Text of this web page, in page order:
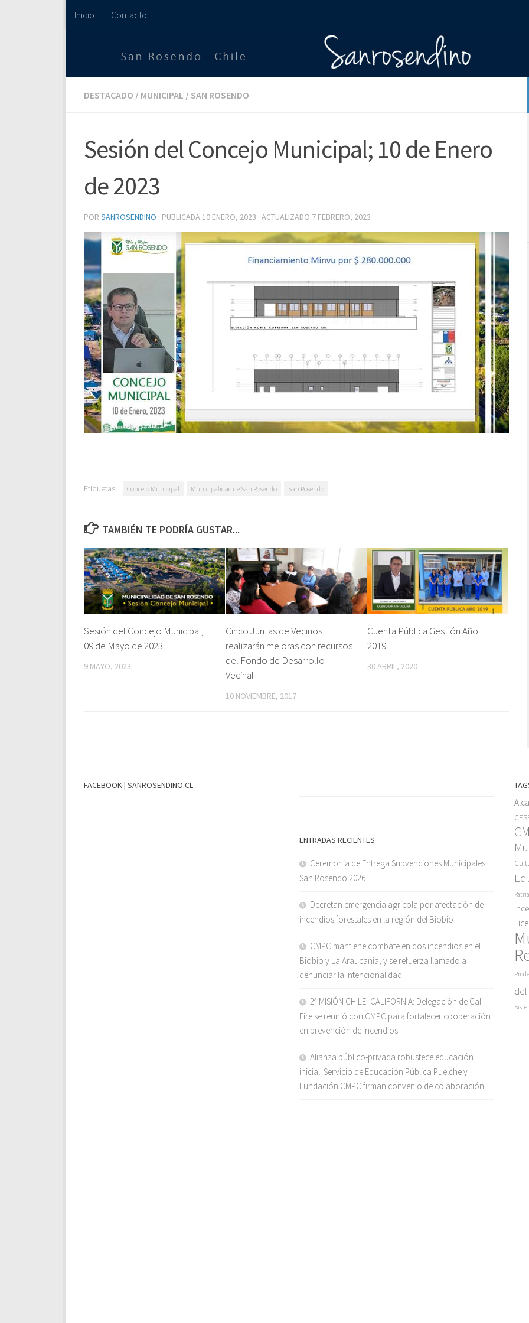
Saltar al contenido
Inicio Contacto
DESTACADO / MUNICIPAL / SAN ROSENDO
Sesión del Concejo Municipal; 10 de Enero
de 2023
POR SANROSENDINO · PUBLICADA 10 ENERO, 2023 · ACTUALIZADO 7 FEBRERO, 2023
Etiquetas: Concejo Municipal Municipalidad de San Rosendo San Rosendo
TAMBIÉN TE PODRÍA GUSTAR...
Sesión del Concejo Municipal;
09 de Mayo de 2023
9 MAYO, 2023
Cinco Juntas de Vecinos
realizarán mejoras con recursos
del Fondo de Desarrollo
Vecinal
10 NOVIEMBRE, 2017
Cuenta Pública Gestión Año
2019
30 ABRIL, 2020
FACEBOOK | SANROSENDINO.CL
ENTRADAS RECIENTES
Ceremonia de Entrega Subvenciones Municipales
San Rosendo 2026
Decretan emergencia agrícola por afectación de
incendios forestales en la región del Biobío
CMPC mantiene combate en dos incendios en el
Biobío y La Araucanía, y se refuerza llamado a
denunciar la intencionalidad
2ª MISIÓN CHILE–CALIFORNIA: Delegación de Cal
Fire se reunió con CMPC para fortalecer cooperación
en prevención de incendios
Alianza público-privada robustece educación
inicial: Servicio de Educación Pública Puelche y
Fundación CMPC firman convenio de colaboración
del